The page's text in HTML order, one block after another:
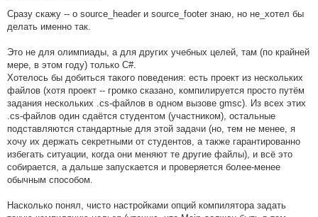
s
t
Сразу скажу -- о source_header и source_footer знаю, но не_хотел бы
делать именно так.
Это не для олимпиады, а для других учебных целей, там (по крайней
мере, в этом году) только C#.
Хотелось бы добиться такого поведения: есть проект из нескольких
файлов (хотя проект -- громко сказано, компилируется просто путём
задания нескольких .cs-файлов в одном вызове gmsc). Из всех этих
.cs-файлов один сдаётся студентом (участником), остальные
подставляются стандартные для этой задачи (но, тем не менее, я
хочу их держать секретными от студентов, а также гарантированно
избегать ситуации, когда они меняют те другие файлы), и всё это
собирается, а дальше запускается и проверяется более-менее
обычным способом.
Насколько понял, чисто настройками опций компилятора задать